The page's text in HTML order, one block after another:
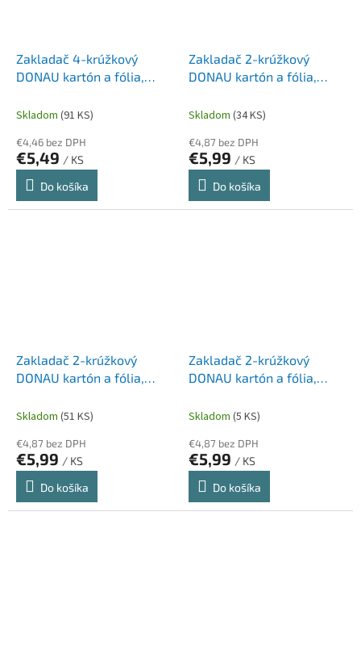
Zakladač 4-krúžkový
DONAU kartón a fólia,
Skladom (91 KS)
€4,46 bez DPH
€5,49 / KS
Do košíka
Zakladač 2-krúžkový
DONAU kartón a fólia,
Skladom (34 KS)
€4,87 bez DPH
€5,99 / KS
Do košíka
Zakladač 2-krúžkový
DONAU kartón a fólia,
Skladom (51 KS)
€4,87 bez DPH
€5,99 / KS
Do košíka
Zakladač 2-krúžkový
DONAU kartón a fólia,
Skladom (5 KS)
€4,87 bez DPH
€5,99 / KS
Do košíka